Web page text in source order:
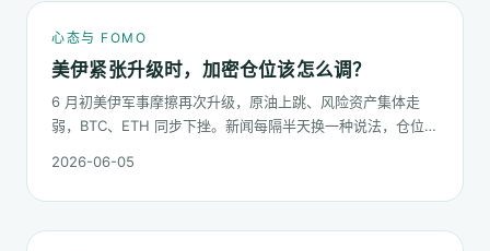
心态与 FOMO
美伊紧张升级时，加密仓位该怎么调？
6 月初美伊军事摩擦再次升级，原油上跳、风险资产集体走
弱，BTC、ETH 同步下挫。新闻每隔半天换一种说法，仓位却
2026-06-05